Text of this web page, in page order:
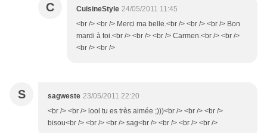
C CuisineStyle 24/05/2011 11:45
<br /> <br /> Merci ma belle.<br /> <br /> <br /> Bon
mardi à toi.<br /> <br /> <br /> Carmen.<br /> <br />
<br /> <br />
S sagweste 23/05/2011 22:20
<br /> <br /> lool tu es très aimée ;)))<br /> <br /> <br />
bisou<br /> <br /> <br /> sag<br /> <br /> <br /> <br />